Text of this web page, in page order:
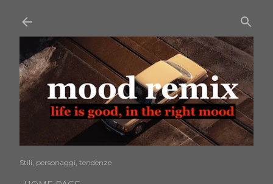
Stili, personaggi, tendenze